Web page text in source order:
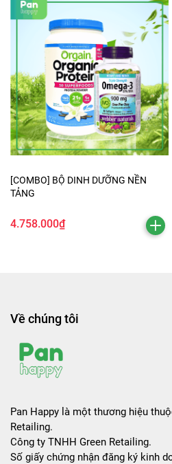
[COMBO] BỘ DINH DƯỠNG NỀN
TẢNG
4.758.000₫
Về chúng tôi
Pan Happy là một thương hiệu
Retailing.
Công ty TNHH Green Retailing.
Số giấy chứng nhận đăng ký kinh